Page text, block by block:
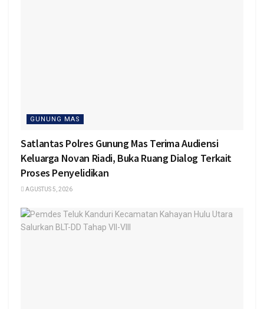
GUNUNG MAS
Satlantas Polres Gunung Mas Terima Audiensi
Keluarga Novan Riadi, Buka Ruang Dialog Terkait
Proses Penyelidikan
AGUSTUS 5, 2026